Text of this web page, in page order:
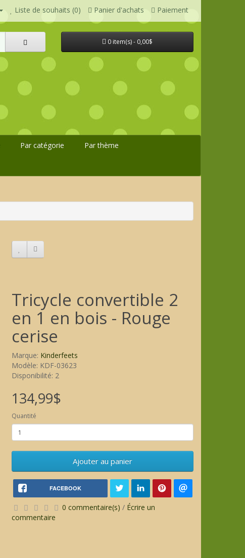
Liste de souhaits (0) Panier d'achats Paiement
0 item(s) - 0,00$
Par catégorie Par thème
Tricycle convertible 2
en 1 en bois - Rouge
cerise
Marque: Kinderfeets
Modèle: KDF-03623
Disponibilité: 2
134,99$
Quantité
Ajouter au panier
FACEBOOK
0 commentaire(s) / Écrire un
commentaire